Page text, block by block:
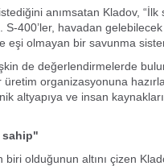
anımsatan Kladov, “İlk
S-400’ler, havadan
olmayan bir savunma
de değerlendirmelerde
organizasyonuna
altyapıya ve insan
sahip"
olduğunun altını çizen